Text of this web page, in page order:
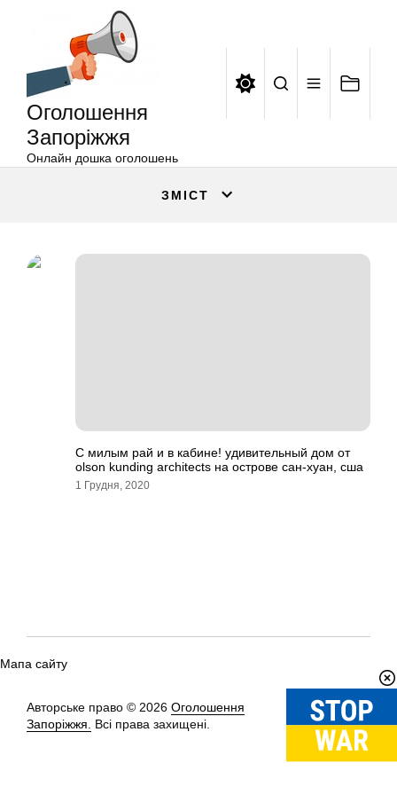
Оголошення
Запоріжжя
Онлайн дошка оголошень
ЗМІСТ
С милым рай и в кабине! удивительный дом от
olson kunding architects на острове сан-хуан, сша
1 Грудня, 2020
Мапа сайту
Авторське право © 2026 Оголошення
Запоріжжя.
Всі права захищені.
Вгору↑